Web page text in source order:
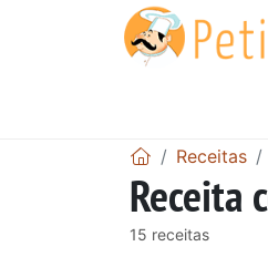
Receitas
Receita
15 receitas